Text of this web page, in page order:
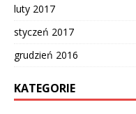
luty 2017
styczeń 2017
grudzień 2016
KATEGORIE